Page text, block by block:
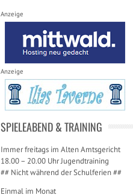
Anzeige
Anzeige
SPIELEABEND & TRAINING
Immer freitags im Alten Amtsgericht
18.00 – 20.00 Uhr Jugendtraining
## Nicht während der Schulferien ##
Einmal im Monat